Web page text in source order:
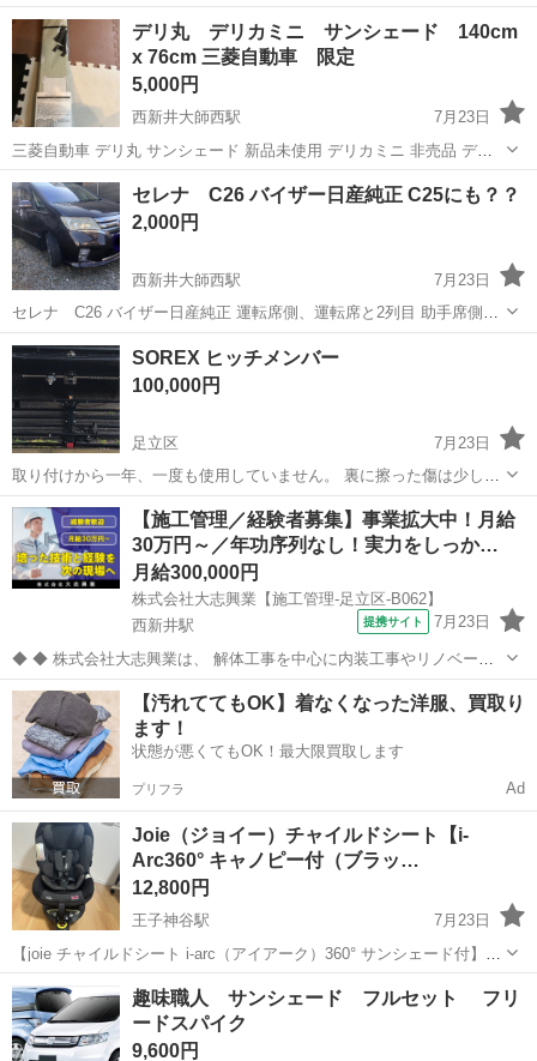
部品の販売 純正―真鍮ラジエター販売 梱包―運送別ー88000にて販売
当合わせ MB-部品サービス―神崎
東京 足立区 パーツ 部品
デリ丸 デリカミニ サンシェード 140cm
x 76cm 三菱自動車 限定
5,000円
西新井大師西駅
7月23日
三菱自動車 デリ丸 サンシェード 新品未使用 デリカミニ 非売品 デリ
カD5 軽自動車 遮光 デリカミニ 非売品 サンシェードです 軽自動車サ
イズのサンシェードになり、 新品未開封です。 ...
東京 足立区 西新井大師西駅 内装、インテリア
セレナ C26 バイザー日産純正 C25にも？？
2,000円
西新井大師西駅
7月23日
セレナ C26 バイザー日産純正 運転席側、運転席と2列目 助手席側、
助手席と2列目 4枚になります。 中古のため接着剤あと残っています。
C25にも？？ 他にもナビなども投稿予定です
東京 足立区
SOREX ヒッチメンバー
100,000円
足立区
7月23日
取り付けから一年、一度も使用していません。 裏に擦った傷は少しあ
ると思います。 まだ取り外しをしていないので受け渡し者が決まり次
第車屋で外してもらいます。 写真一枚ですが希望なら個別で送りま
す。 ヒッチボール、ヒッチピンあり...
東京 足立区 その他 SOREX
【施工管理／経験者募集】事業拡大中！月給
30万円～／年功序列なし！実力をしっか…
月給300,000円
株式会社大志興業【施工管理-足立区-B062】
西新井駅
提携サイト 7月23日
◆ ◆ 株式会社大志興業は、 解体工事を中心に内装工事やリノベーシ
ョン工事まで幅広く手掛ける総合建設企業です。 住宅・店舗・ビルな
ど多様な現場に対応し、解体から施工、廃棄物処理まで一貫して行っ
ています。 20代～40代の...
東京 足立区 西新井駅 その他
【汚れててもOK】着なくなった洋服、買取り
ます！
状態が悪くてもOK！最大限買取します
プリフラ Ad
Joie（ジョイー）チャイルドシート【i-
Arc360° キャノピー付（ブラッ…
12,800円
王子神谷駅
7月23日
【joie チャイルドシート i-arc（アイアーク）360° サンシェード付】
（ブラック） 取り外し可能なパーツは一度取り外してホームクリーニ
ングをしてあります。 ◎特徴◎ ヨーロッパ新基準 i-Size ECE R1...
東京 王子神谷駅 セーフティ、チャイルドシート
趣味職人 サンシェード フルセット フリ
ードスパイク
9,600円